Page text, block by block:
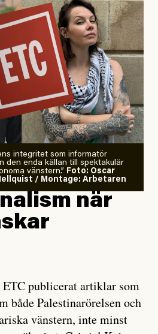
integritet som informatör
den enda källan till spektakulär
vänstern.” Foto: Oscar
/ Montage: Arbetaren
när
ETC publicerat artiklar som
både Palestinarörelsen och
vänstern, inte minst